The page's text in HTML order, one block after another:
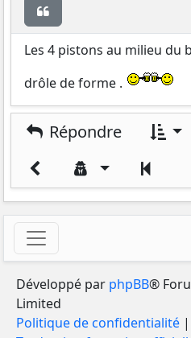
Les 4 pistons au milieu du
drôle de forme .
Répondre
Développé par phpBB®
Limited
Politique de confidentialité |